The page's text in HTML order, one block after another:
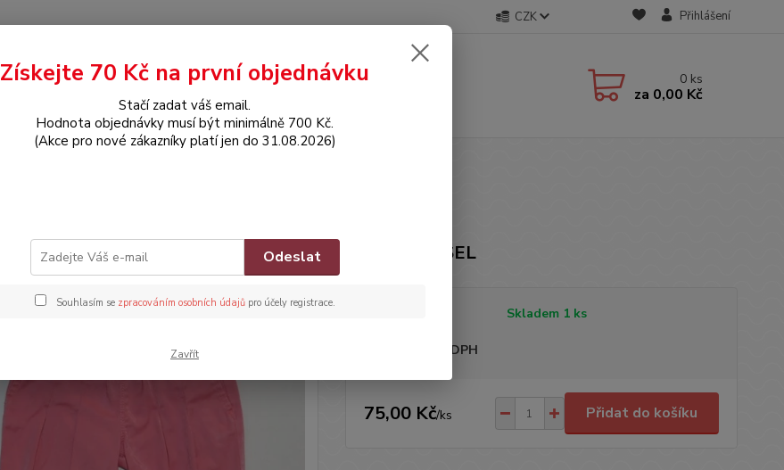
CZK Přihlášení
Hledat 0 ks
za 0,00 Kč
Značka: DIESEL
Skladem 1 ks
Nejsme plátci DPH
75,00 Kč/ks Přidat do košíku
Získejte 70 Kč na první objednávku
Stačí zadat váš email.
Hodnota objednávky musí být minimálně 700 Kč.
(Akce pro nové zákazníky platí jen do 31.08.2026)
Odeslat
Souhlasím se zpracováním osobních údajůpro účely registrace.
Zavřít